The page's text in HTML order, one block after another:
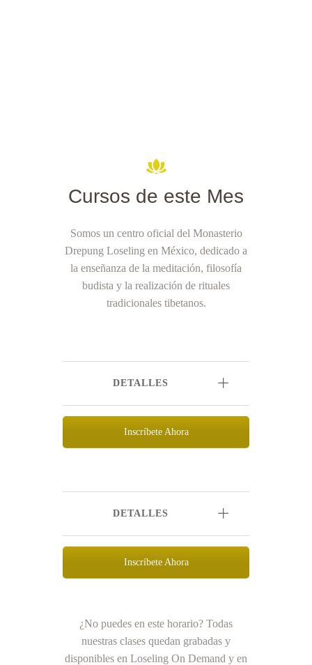
Cursos de este Mes
Somos un centro oficial del Monasterio
Drepung Loseling en México, dedicado a
la enseñanza de la meditación, filosofía
budista y la realización de rituales
tradicionales tibetanos.
DETALLES
Inscríbete Ahora
DETALLES
Inscríbete Ahora
¿No puedes en este horario? Todas
nuestras clases quedan grabadas y
disponibles en Loseling On Demand y en